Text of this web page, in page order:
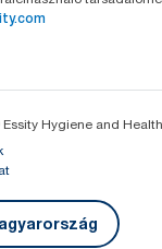
Hygiene and